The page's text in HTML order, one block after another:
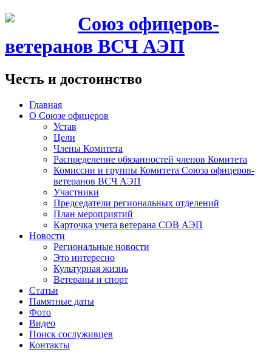
Союз офицеров-
ветеранов ВСЧ АЭП
Честь и достоинство
Главная
О Союзе офицеров
Устав
Цели
Члены Комитета
Распределение обязанностей членов Комитета
Комиссии и группы Комитета Союза офицеров-
ветеранов ВСЧ АЭП
Участники
Председатели региональных отделений
План мероприятий
Карточка учета ветерана CОВ АЭП
Новости
Региональные новости
Это интересно
Культурная жизнь
Ветераны и спорт
Статьи
Памятные даты
Фото
Видео
Поиск сослуживцев
Контакты